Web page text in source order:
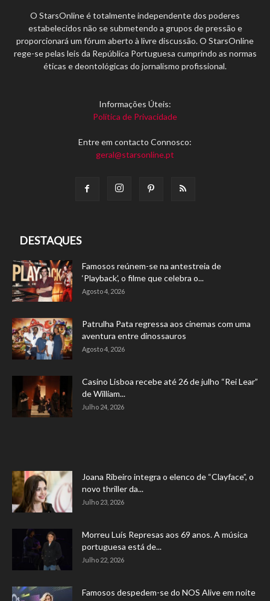
O StarsOnline é totalmente independente dos poderes
estabelecidos não se submetendo a grupos de pressão e
proporcionará um fórum aberto à livre discussão. O StarsOnline
rege-se pelas leis da República Portuguesa cumprindo as normas
éticas e deontológicas do jornalismo profissional.
Informações Úteis:
Política de Privacidade
Entre em contacto Connosco:
geral@starsonline.pt
DESTAQUES
Famosos reúnem-se na antestreia de
‘Playback’, o filme que celebra o...
Agosto 4, 2026
Patrulha Pata regressa aos cinemas com uma
aventura entre dinossauros
Agosto 4, 2026
Casino Lisboa recebe até 26 de julho “Rei Lear”
de William...
Julho 24, 2026
Joana Ribeiro integra o elenco de “Clayface”, o
novo thriller da...
Julho 23, 2026
Morreu Luís Represas aos 69 anos. A música
portuguesa está de...
Julho 22, 2026
Famosos despedem-se do NOS Alive em noite